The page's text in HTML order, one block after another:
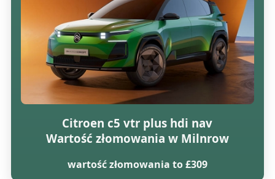
Citroen c5 vtr plus hdi nav
Wartość złomowania w Milnrow
wartość złomowania to £309